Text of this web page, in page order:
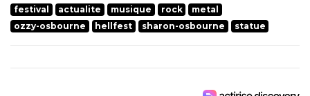
festival actualite musique rock
metal
ozzy-osbourne
hellfest sharon-osbourne statue